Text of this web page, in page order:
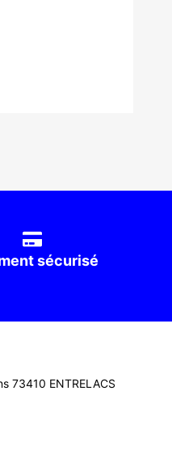
sécurisé
73410 ENTRELACS